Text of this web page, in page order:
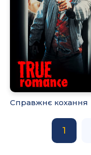
Справжнє кохання
1